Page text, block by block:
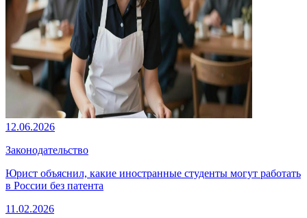
12.06.2026
Законодательство
Юрист объяснил, какие иностранные студенты могут работать
в России без патента
11.02.2026